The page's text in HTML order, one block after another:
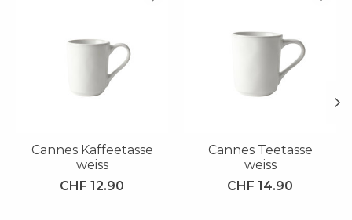
Cannes Kaffeetasse
weiss
CHF 12.90
Cannes Teetasse
weiss
CHF 14.90